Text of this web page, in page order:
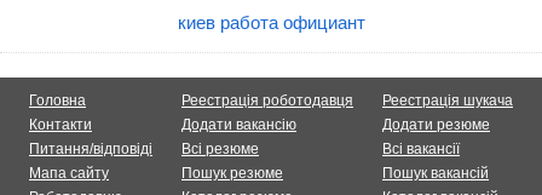
киев работа официант
Головна
Контакти
Питання/відповіді
Мапа сайту
Реестрація роботодавця
Додати вакансію
Всі резюме
Пошук резюме
Реестрація шукача
Додати резюме
Всі вакансії
Пошук вакансій